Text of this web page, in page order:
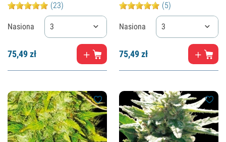
(23)
Nasiona 3
75,49zł
(5)
Nasiona 3
75,49zł